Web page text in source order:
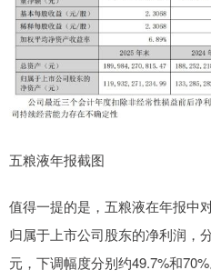
五粮液年报截图
值得一提的是，五粮液在年报中
归属于上市公司股东的净利润，
元，下调幅度分别约49.7%和